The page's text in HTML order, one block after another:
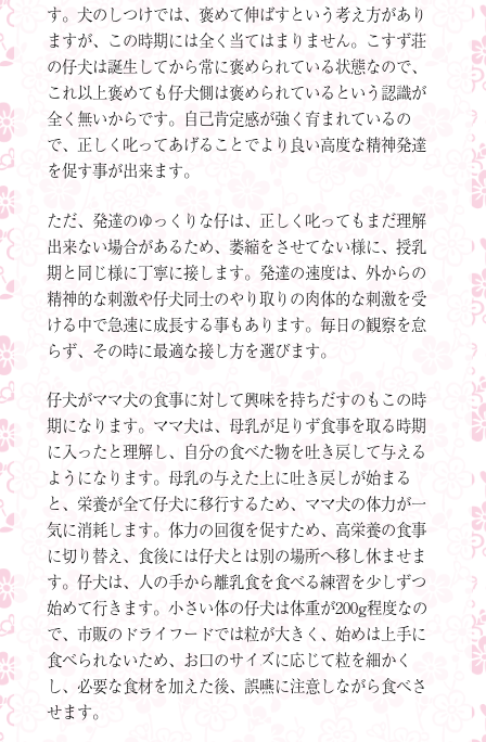
す。犬のしつけでは、褒めて伸ばすという考え方があり
ますが、この時期には全く当てはまりません。こすず荘
の仔犬は誕生してから常に褒められている状態なので、
これ以上褒めても仔犬側は褒められているという認識が
全く無いからです。自己肯定感が強く育まれているの
で、正しく叱ってあげることでより良い高度な精神発達
を促す事が出来ます。
ただ、発達のゆっくりな仔は、正しく叱ってもまだ理解
出来ない場合があるため、萎縮をさせてない様に、授乳
期と同じ様に丁寧に接します。発達の速度は、外からの
精神的な刺激や仔犬同士のやり取りの肉体的な刺激を受
ける中で急速に成長する事もあります。毎日の観察を怠
らず、その時に最適な接し方を選びます。
仔犬がママ犬の食事に対して興味を持ちだすのもこの時
期になります。ママ犬は、母乳が足りず食事を取る時期
に入ったと理解し、自分の食べた物を吐き戻して与える
ようになります。母乳の与えた上に吐き戻しが始まる
と、栄養が全て仔犬に移行するため、ママ犬の体力が一
気に消耗します。体力の回復を促すため、高栄養の食事
に切り替え、食後には仔犬とは別の場所へ移し休ませま
す。仔犬は、人の手から離乳食を食べる練習を少しずつ
始めて行きます。小さい体の仔犬は体重が200g程度なの
で、市販のドライフードでは粒が大きく、始めは上手に
食べられないため、お口のサイズに応じて粒を細かく
し、必要な食材を加えた後、誤嚥に注意しながら食べさ
せます。